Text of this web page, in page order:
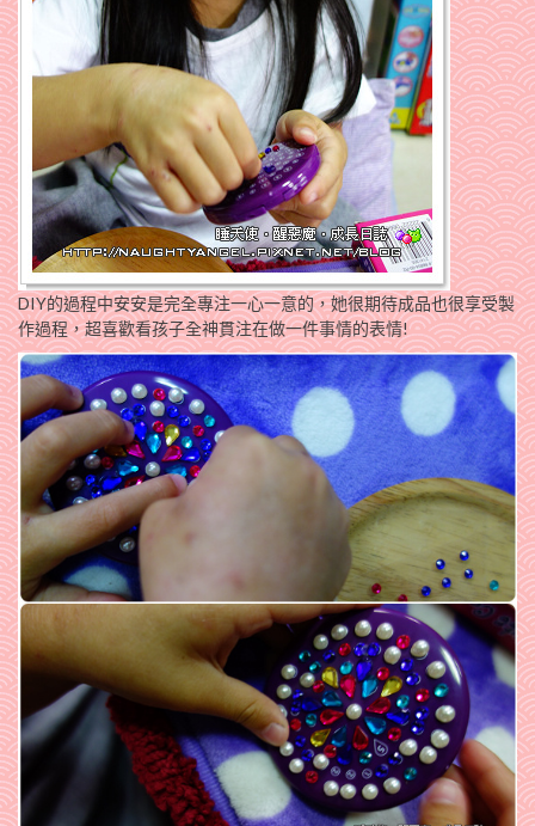
DIY的過程中安安是完全專注一心一意的，她很期待成品也很享受製
作過程，超喜歡看孩子全神貫注在做一件事情的表情!